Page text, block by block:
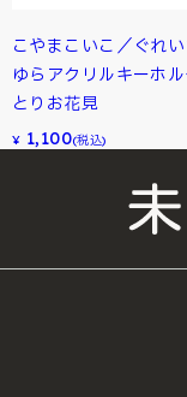
こやまこいこ／ぐれ
ゆらアクリルキーホ
とりお花見
¥ 1,100(税込)